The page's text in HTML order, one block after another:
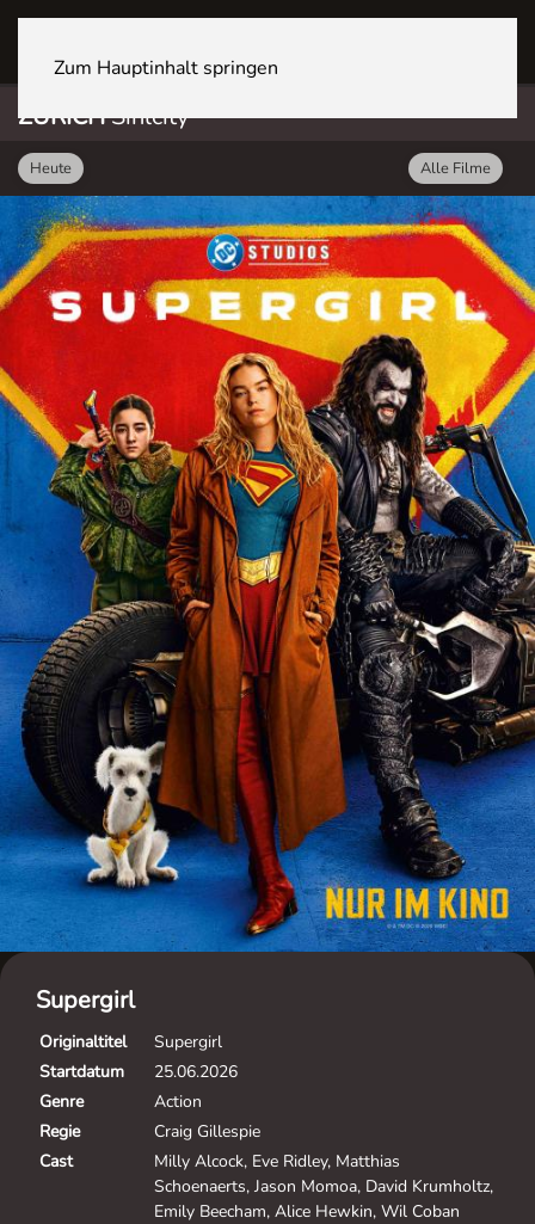
Zum Hauptinhalt springen
ZÜRICHSihlcity
Heute Alle Filme
Supergirl
Originaltitel
Supergirl
Startdatum
25.06.2026
Genre
Action
Regie
Craig Gillespie
Cast
Milly Alcock, Eve Ridley, Matthias
Schoenaerts, Jason Momoa, David Krumholtz,
Emily Beecham, Alice Hewkin, Wil Coban